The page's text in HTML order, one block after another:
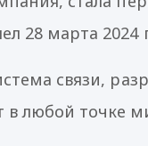
28 марта 2024
связи,
в любой точке